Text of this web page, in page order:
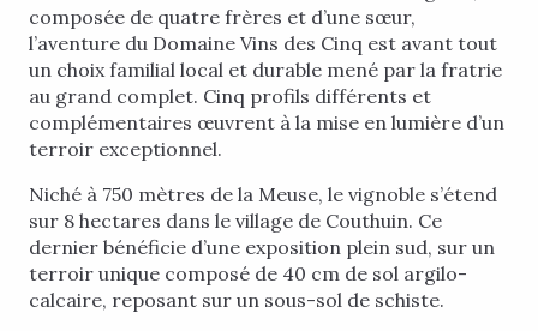
composée de quatre frères et d’une sœur,
l’aventure du Domaine Vins des Cinq est avant tout
un choix familial local et durable mené par la fratrie
au grand complet. Cinq profils différents et
complémentaires œuvrent à la mise en lumière d’un
terroir exceptionnel.
Niché à 750 mètres de la Meuse, le vignoble s’étend
sur 8 hectares dans le village de Couthuin. Ce
dernier bénéficie d’une exposition plein sud, sur un
terroir unique composé de 40 cm de sol argilo-
calcaire, reposant sur un sous-sol de schiste.